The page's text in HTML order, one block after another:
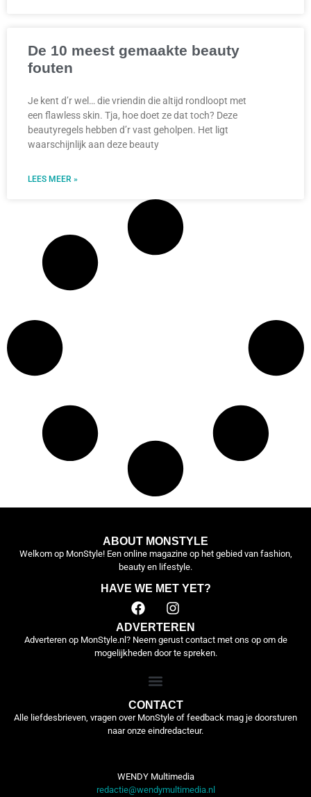
De 10 meest gemaakte beauty
fouten
Je kent d’r wel… die vriendin die altijd rondloopt met
een flawless skin. Tja, hoe doet ze dat toch? Deze
beautyregels hebben d’r vast geholpen. Het ligt
waarschijnlijk aan deze beauty
LEES MEER »
ABOUT MONSTYLE
Welkom op MonStyle! Een online magazine op het gebied van fashion,
beauty en lifestyle.
HAVE WE MET YET?
ADVERTEREN
Adverteren op MonStyle.nl? Neem gerust contact met ons op om de
mogelijkheden door te spreken.
CONTACT
Alle liefdesbrieven, vragen over MonStyle of feedback mag je doorsturen
naar onze eindredacteur.
WENDY Multimedia
redactie@wendymultimedia.nl